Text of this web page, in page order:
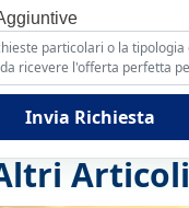
Invia Richiesta
Articoli